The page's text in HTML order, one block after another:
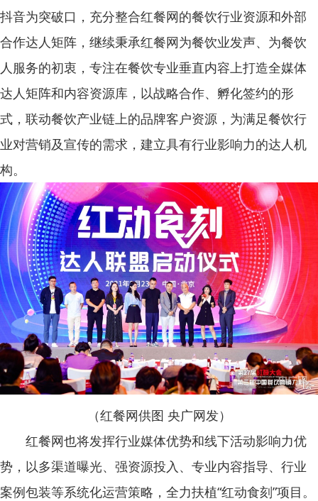
抖音为突破口，充分整合红餐网的餐饮行业资源和外部
合作达人矩阵，继续秉承红餐网为餐饮业发声、为餐饮
人服务的初衷，专注在餐饮专业垂直内容上打造全媒体
达人矩阵和内容资源库，以战略合作、孵化签约的形
式，联动餐饮产业链上的品牌客户资源，为满足餐饮行
业对营销及宣传的需求，建立具有行业影响力的达人机
构。
（红餐网供图 央广网发）
红餐网也将发挥行业媒体优势和线下活动影响力优
势，以多渠道曝光、强资源投入、专业内容指导、行业
案例包装等系统化运营策略，全力扶植“红动食刻”项目。